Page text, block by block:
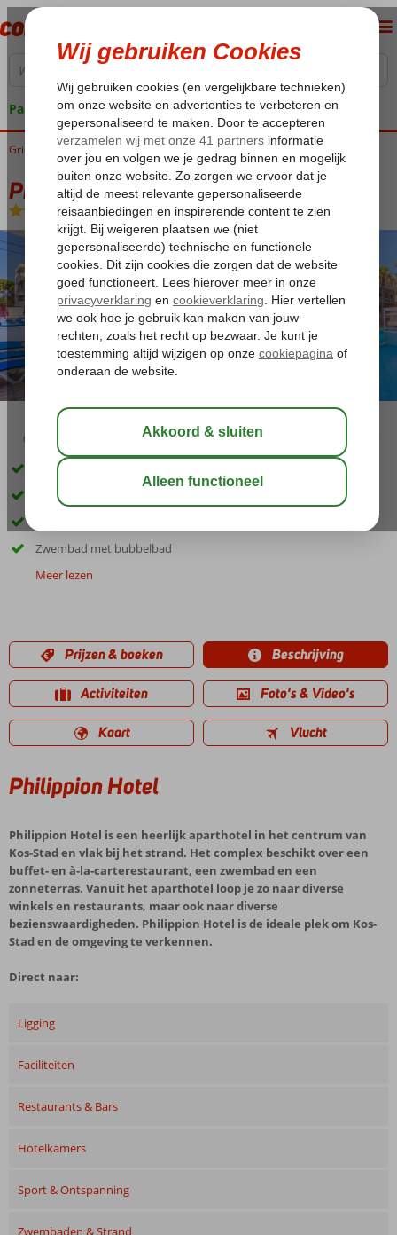
Pakketgarantie
Home
Griekenland Kos Kos-Stad Philippion Hotel
Philippion Hotel
Logies-Aparthotel
03:45 aug 32°C
Gelegen in Kos-Stad
Op ca. 200 m van het strand
Zwembad met bubbelbad
Meer lezen
Prijzen & boeken Beschrijving
Activiteiten Foto's & Video's
Kaart Vlucht
Philippion Hotel
Philippion Hotel is een heerlijk aparthotel in het centrum van
Kos-Stad en vlak bij het strand. Het complex beschikt over een
buffet- en à-la-carterestaurant, een zwembad en een
zonneterras. Vanuit het aparthotel loop je zo naar diverse
winkels en restaurants, maar ook naar diverse
bezienswaardigheden. Philippion Hotel is de ideale plek om Kos-
Stad en de omgeving te verkennen.
Direct naar:
Ligging
Faciliteiten
Restaurants & Bars
Hotelkamers
Sport & Ontspanning
Zwembaden & Strand